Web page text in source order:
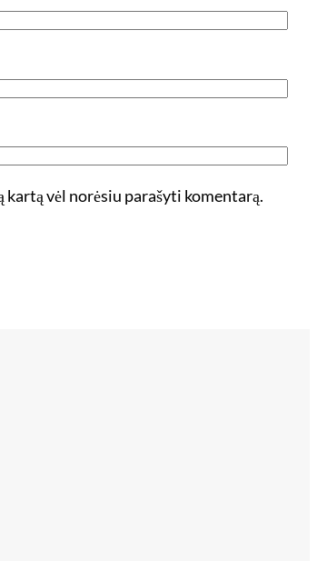
vėl norėsiu parašyti komentarą.